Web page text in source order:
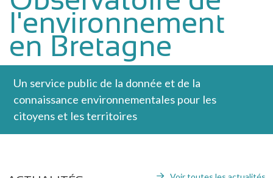
l'environnement
en Bretagne
Un service public de la donnée et de la
connaissance environnementales pour les
citoyens et les territoires